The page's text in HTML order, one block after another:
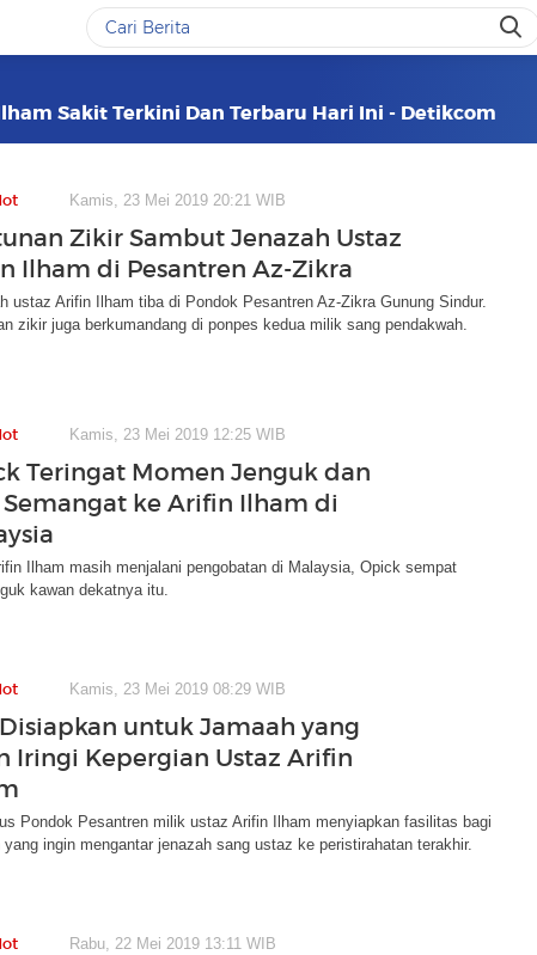
Sakit Terkini Dan Terbaru Hari Ini - Detikcom
Kamis, 23 Mei 2019 20:21 WIB
Zikir Sambut Jenazah Ustaz
Ilham di Pesantren Az-Zikra
ustaz Arifin Ilham tiba di Pondok Pesantren Az-Zikra Gunung Sindur.
zikir juga berkumandang di ponpes kedua milik sang pendakwah.
Kamis, 23 Mei 2019 12:25 WIB
Teringat Momen Jenguk dan
Semangat ke Arifin Ilham di
Ilham masih menjalani pengobatan di Malaysia, Opick sempat
kawan dekatnya itu.
Kamis, 23 Mei 2019 08:29 WIB
untuk Jamaah yang
Iringi Kepergian Ustaz Arifin
Pondok Pesantren milik ustaz Arifin Ilham menyiapkan fasilitas bagi
yang ingin mengantar jenazah sang ustaz ke peristirahatan terakhir.
Rabu, 22 Mei 2019 13:11 WIB